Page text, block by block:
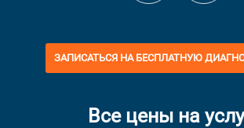
ЗАПИСАТЬСЯ НА БЕСПЛАТНУЮ
Все цены на